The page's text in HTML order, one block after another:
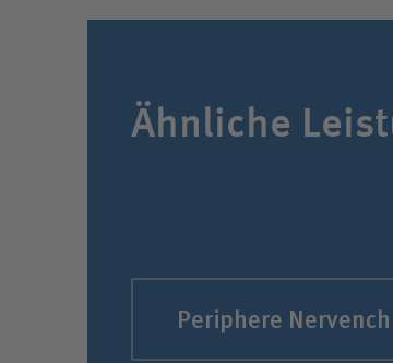
Ähnliche
Periphere